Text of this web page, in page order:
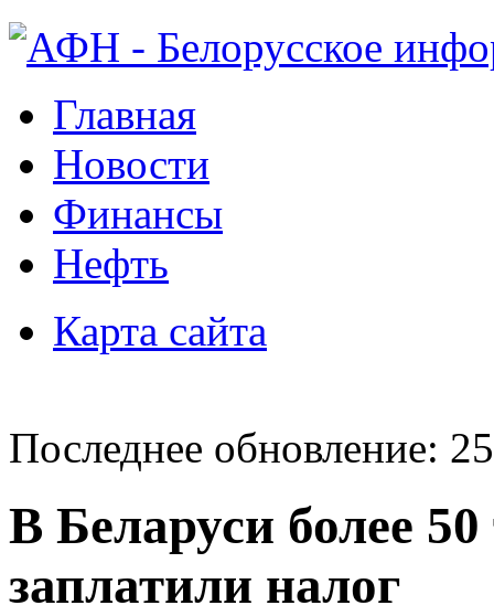
Главная
Новости
Финансы
Нефть
Карта сайта
Последнее обновление:
В Беларуси более
заплатили налог